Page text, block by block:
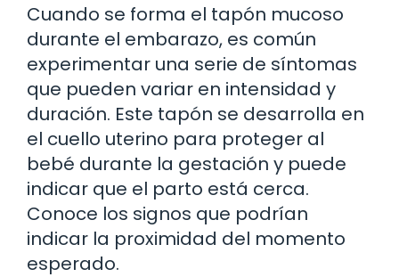
Cuando se forma el tapón mucoso
durante el embarazo, es común
experimentar una serie de síntomas
que pueden variar en intensidad y
duración. Este tapón se desarrolla en
el cuello uterino para proteger al
bebé durante la gestación y puede
indicar que el parto está cerca.
Conoce los signos que podrían
indicar la proximidad del momento
esperado.